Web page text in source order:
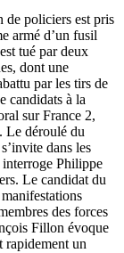
de policiers est pris
armé d’un fusil
tué par deux
dont une
par les tirs de
candidats à la
sur France 2,
Le déroulé du
dans les
Philippe
Le candidat du
des forces
Fillon évoque
rapidement un